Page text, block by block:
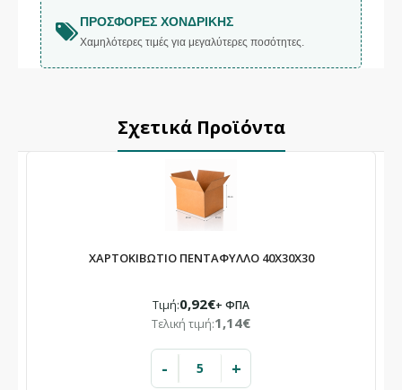
ΠΡΟΣΦΟΡΈΣ ΧΟΝΔΡΙΚΉΣ
Χαμηλότερες τιμές για μεγαλύτερες ποσότητες.
Σχετικά Προϊόντα
ΧΑΡΤΟΚΙΒΩΤΙΟ ΠΕΝΤΑΦΥΛΛΟ 40X30X30
Τιμή:0,92€+ ΦΠΑ
Τελική τιμή:1,14€
- +